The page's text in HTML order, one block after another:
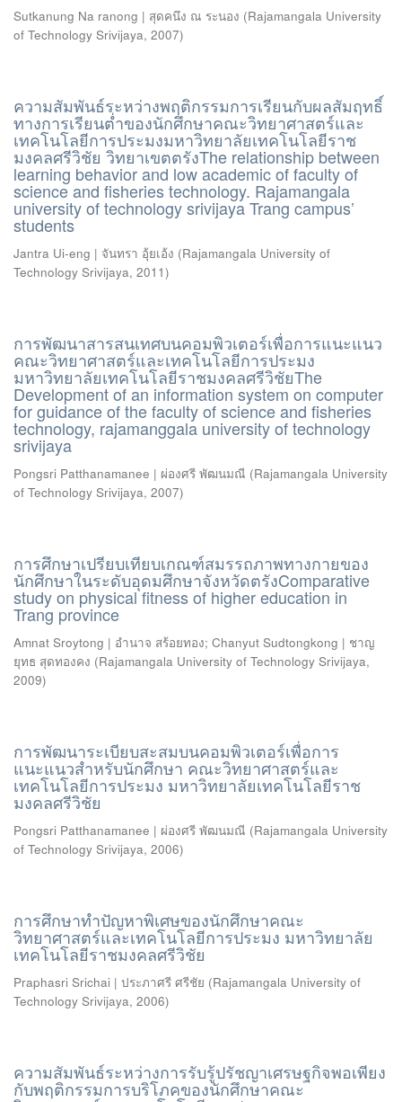
Sutkanung Na ranong | สุดคนึง ณ ระนอง (Rajamangala University
of Technology Srivijaya, 2007)
ความสัมพันธ์ระหว่างพฤติกรรมการเรียนกับผลสัมฤทธิ์
ทางการเรียนต่ำของนักศึกษาคณะวิทยาศาสตร์และ
เทคโนโลยีการประมงมหาวิทยาลัยเทคโนโลยีราช
มงคลศรีวิชัย วิทยาเขตตรังThe relationship between
learning behavior and low academic of faculty of
science and fisheries technology. Rajamangala
university of technology srivijaya Trang campus’
students
Jantra Ui-eng | จันทรา อุ้ยเอ้ง (Rajamangala University of
Technology Srivijaya, 2011)
การพัฒนาสารสนเทศบนคอมพิวเตอร์เพื่อการแนะแนว
คณะวิทยาศาสตร์และเทคโนโลยีการประมง
มหาวิทยาลัยเทคโนโลยีราชมงคลศรีวิชัยThe
Development of an information system on computer
for guidance of the faculty of science and fisheries
technology, rajamanggala university of technology
srivijaya
Pongsri Patthanamanee | ผ่องศรี พัฒนมณี (Rajamangala University
of Technology Srivijaya, 2007)
การศึกษาเปรียบเทียบเกณฑ์สมรรถภาพทางกายของ
นักศึกษาในระดับอุดมศึกษาจังหวัดตรังComparative
study on physical fitness of higher education in
Trang province
Amnat Sroytong | อำนาจ สร้อยทอง; Chanyut Sudtongkong | ชาญ
ยุทธ สุดทองคง (Rajamangala University of Technology Srivijaya,
2009)
การพัฒนาระเบียบสะสมบนคอมพิวเตอร์เพื่อการ
แนะแนวสำหรับนักศึกษา คณะวิทยาศาสตร์และ
เทคโนโลยีการประมง มหาวิทยาลัยเทคโนโลยีราช
มงคลศรีวิชัย
Pongsri Patthanamanee | ผ่องศรี พัฒนมณี (Rajamangala University
of Technology Srivijaya, 2006)
การศึกษาทำปัญหาพิเศษของนักศึกษาคณะ
วิทยาศาสตร์และเทคโนโลยีการประมง มหาวิทยาลัย
เทคโนโลยีราชมงคลศรีวิชัย
Praphasri Srichai | ประภาศรี ศรีชัย (Rajamangala University of
Technology Srivijaya, 2006)
ความสัมพันธ์ระหว่างการรับรู้ปรัชญาเศรษฐกิจพอเพียง
กับพฤติกรรมการบริโภคของนักศึกษาคณะ